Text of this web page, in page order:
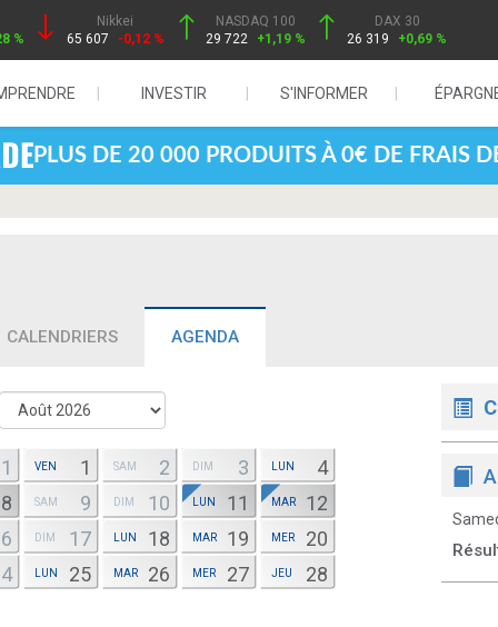
%
Nikkei
65 607
-0,12 %
NASDAQ 100
29 722
+1,19 %
DAX 30
26 319
+0,69 %
INVESTIR S'INFORMER
PLUS DE 20 000 PRODUITS À 0€ DE FRAIS
CALENDRIERS AGENDA
VEN 1 SAM 2 DIM 3 LUN
4
8
SAM 9 DIM 10 LUN 11 MAR
12
DIM 17 LUN 18 MAR 19 MER
20
LUN 25 MAR 26 MER 27 JEU 28